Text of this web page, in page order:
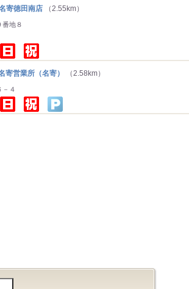
寄徳田南店 （2.55km）
番地８
営業所（名寄） （2.58km）
－４